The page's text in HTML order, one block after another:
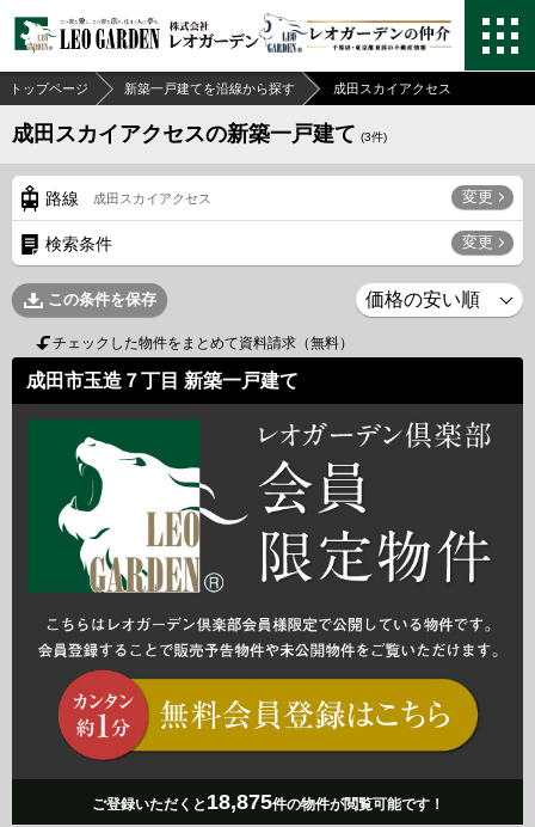
トップページ 新築一戸建てを沿線から探す 成田スカイアクセス
成田スカイアクセスの新築一戸建て (3件)
路線 成田スカイアクセス 変更
検索条件 変更
この条件を保存
チェックした物件をまとめて資料請求（無料）
成田市玉造７丁目 新築一戸建て
ご登録いただくと 18,875件の物件が閲覧可能です！